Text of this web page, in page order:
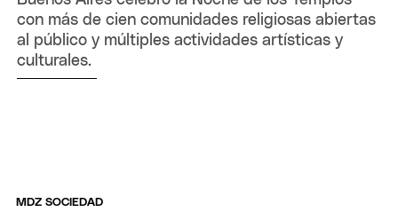
con más de cien comunidades religiosas abiertas
al público y múltiples actividades artísticas y
culturales.
MDZ SOCIEDAD